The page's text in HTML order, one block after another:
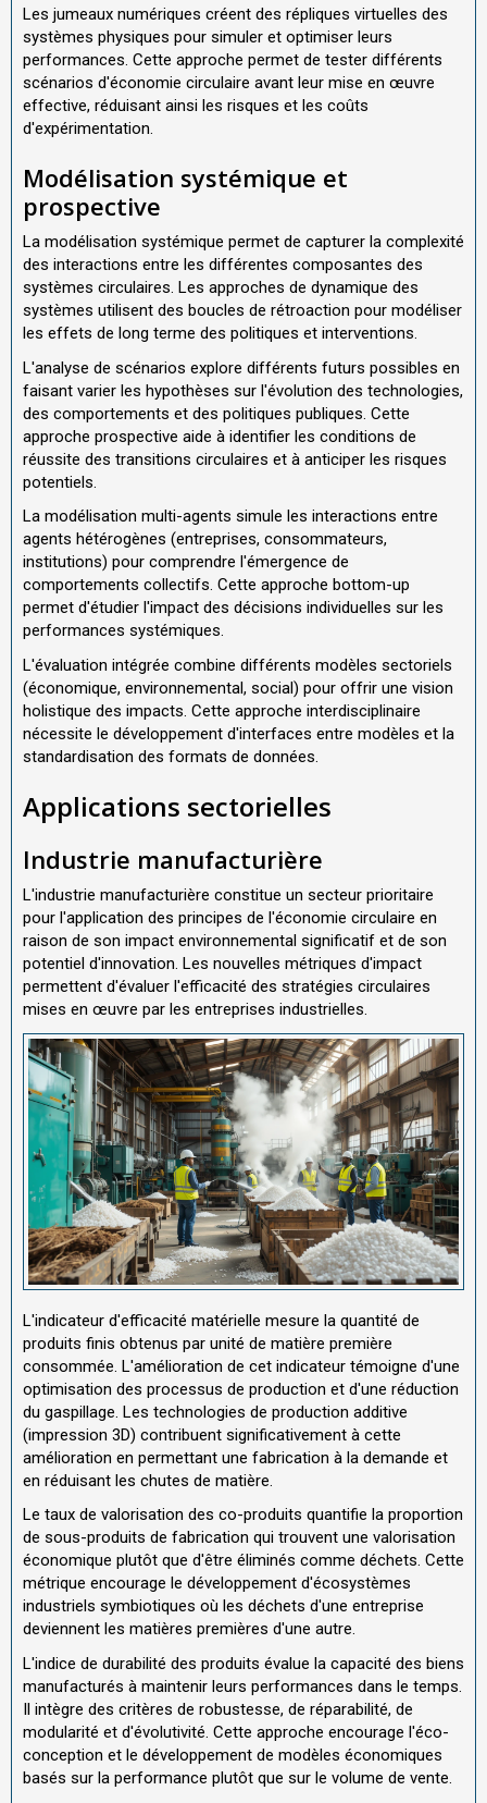
Les jumeaux numériques créent des répliques virtuelles des
systèmes physiques pour simuler et optimiser leurs
performances. Cette approche permet de tester différents
scénarios d'économie circulaire avant leur mise en œuvre
effective, réduisant ainsi les risques et les coûts
d'expérimentation.
Modélisation systémique et
prospective
La modélisation systémique permet de capturer la complexité
des interactions entre les différentes composantes des
systèmes circulaires. Les approches de dynamique des
systèmes utilisent des boucles de rétroaction pour modéliser
les effets de long terme des politiques et interventions.
L'analyse de scénarios explore différents futurs possibles en
faisant varier les hypothèses sur l'évolution des technologies,
des comportements et des politiques publiques. Cette
approche prospective aide à identifier les conditions de
réussite des transitions circulaires et à anticiper les risques
potentiels.
La modélisation multi-agents simule les interactions entre
agents hétérogènes (entreprises, consommateurs,
institutions) pour comprendre l'émergence de
comportements collectifs. Cette approche bottom-up
permet d'étudier l'impact des décisions individuelles sur les
performances systémiques.
L'évaluation intégrée combine différents modèles sectoriels
(économique, environnemental, social) pour offrir une vision
holistique des impacts. Cette approche interdisciplinaire
nécessite le développement d'interfaces entre modèles et la
standardisation des formats de données.
Applications sectorielles
Industrie manufacturière
L'industrie manufacturière constitue un secteur prioritaire
pour l'application des principes de l'économie circulaire en
raison de son impact environnemental significatif et de son
potentiel d'innovation. Les nouvelles métriques d'impact
permettent d'évaluer l'efficacité des stratégies circulaires
mises en œuvre par les entreprises industrielles.
L'indicateur d'efficacité matérielle mesure la quantité de
produits finis obtenus par unité de matière première
consommée. L'amélioration de cet indicateur témoigne d'une
optimisation des processus de production et d'une réduction
du gaspillage. Les technologies de production additive
(impression 3D) contribuent significativement à cette
amélioration en permettant une fabrication à la demande et
en réduisant les chutes de matière.
Le taux de valorisation des co-produits quantifie la proportion
de sous-produits de fabrication qui trouvent une valorisation
économique plutôt que d'être éliminés comme déchets. Cette
métrique encourage le développement d'écosystèmes
industriels symbiotiques où les déchets d'une entreprise
deviennent les matières premières d'une autre.
L'indice de durabilité des produits évalue la capacité des biens
manufacturés à maintenir leurs performances dans le temps.
Il intègre des critères de robustesse, de réparabilité, de
modularité et d'évolutivité. Cette approche encourage l'éco-
conception et le développement de modèles économiques
basés sur la performance plutôt que sur le volume de vente.